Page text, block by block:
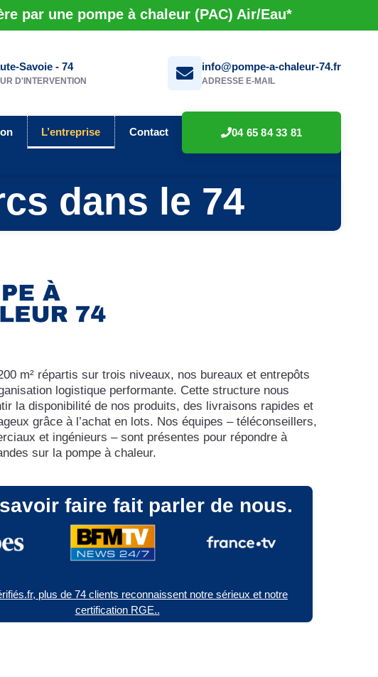
par une pompe à chaleur (PAC) Air/Eau*
Savoie - 74
D'INTERVENTION
info@pompe-a-chaleur-74.fr
ADRESSE E-MAIL
L’entreprise Contact 04 65 84 33 81
dans le 74
m² répartis sur trois niveaux, nos bureaux et entrepôts
logistique performante. Cette structure nous
la disponibilité de nos produits, des livraisons rapides et
grâce à l’achat en lots. Nos équipes – téléconseillers,
et ingénieurs – sont présentes pour répondre à
sur la pompe à chaleur.
faire fait parler de nous.
plus de 74 clients reconnaissent notre sérieux et notre
certification RGE..